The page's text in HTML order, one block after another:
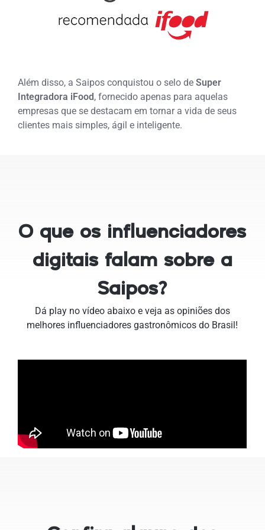
Além disso, a Saipos conquistou o selo deSuper
Integradora iFood, fornecido apenas para aquelas
empresas que se destacam em tornar a vida de seus
clientes mais simples, ágil e inteligente.
O que os influenciadores
digitais falam sobre a
Saipos?
Dá play no vídeo abaixo e veja as opiniões dos
melhores influenciadores gastronômicos do Brasil!